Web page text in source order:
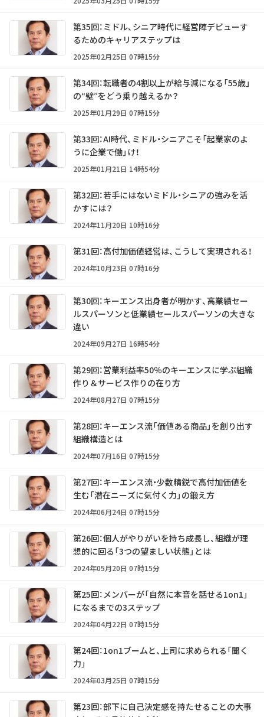
第35回：ミドル、シニア時代に経営陣デビューす
るためのキャリアステップは
2025年02月25日 07時15分
第34回：転職者の4割以上が給与減になる「55歳」
の“壁”をどう乗り越えるか？
2025年01月29日 07時15分
第33回：AI時代、ミドル・シニアこそ「起業家のよ
うに企業で働」け！
2025年01月21日 14時54分
第32回：若手にはないミドル・シニアの強みを活
かすには？
2024年11月20日 10時16分
第31回：高付加価値経営は、こうして実現される！
2024年10月23日 07時16分
第30回：キーエンス出身者が明かす、高業績セー
ルスパーソンと低業績セールスパーソンの大きな
違い
2024年09月27日 16時54分
第29回：営業利益率50％のキーエンスに学ぶ組織
作り＆サービス作りの在り方
2024年08月27日 07時15分
第28回：キーエンス流「価値ある商品」を創り出す
組織構造とは
2024年07月16日 07時15分
第27回：キーエンス流・少数精鋭で高付加価値を
生む「潜在ニーズに気付く力」の鍛え方
2024年06月24日 07時15分
第26回：個人がやりがいを持ち成長し、組織が理
想的に回る「3つの望ましい状態」とは
2024年05月20日 07時15分
第25回：メンバーが「自然に本音を話せる1on1」
になるまでの3ステップ
2024年04月22日 07時15分
第24回：1on1ブームと、上司に求められる「聞く
力」
2024年03月25日 07時15分
第23回：部下に自己決定感を持たせることの大事